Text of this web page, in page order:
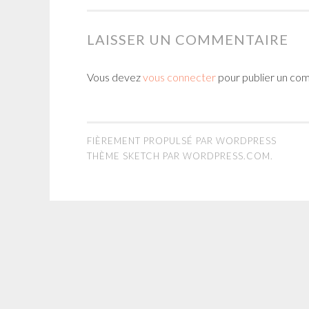
LAISSER UN COMMENTAIRE
Vous devezvous connecter pour publier un
FIÈREMENT PROPULSÉ PAR WORDPRESS
THÈME SKETCH PAR WORDPRESS.COM